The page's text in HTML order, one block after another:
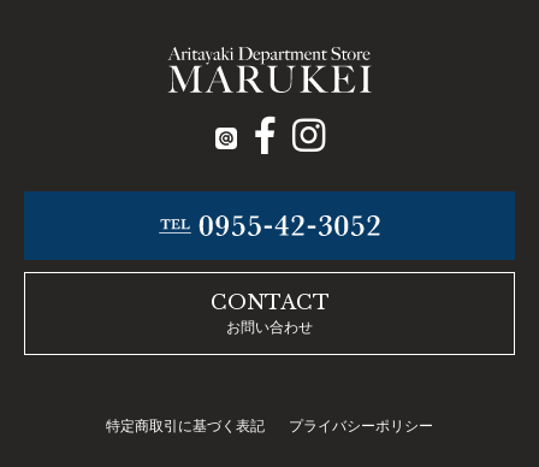
CONTACT
お問い合わせ
特定商取引に基づく表記 プライバシーポリシー